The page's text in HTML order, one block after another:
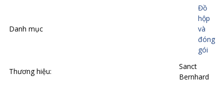
Danh mục
Đồ
hộp
và
đóng
gói
Thương hiệu:
Sanct
Bernhard